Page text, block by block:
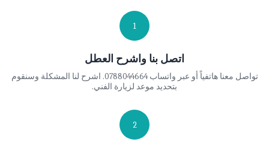
1
اتصل بنا واشرح العطل
تواصل معنا هاتفياً أو عبر واتساب 0788044664. اشرح لنا المشكلة وسنقوم
بتحديد موعد لزيارة الفني.
2